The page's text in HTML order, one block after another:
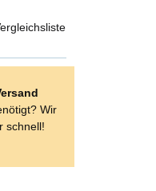
Wir
schnell!